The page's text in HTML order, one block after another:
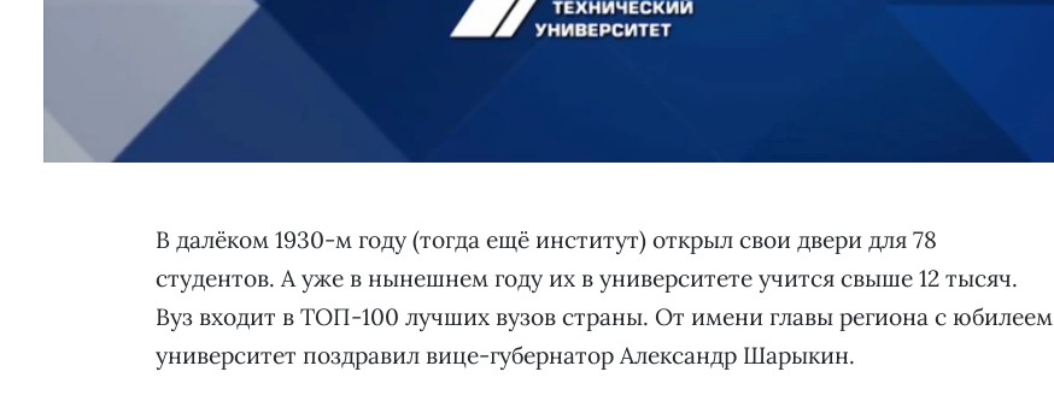
В далёком 1930-м году (тогда ещё институт) открыл свои двери для 78
студентов. А уже в нынешнем году их в университете учится свыше 12 тысяч.
Вуз входит в ТОП-100 лучших вузов страны. От имени главы региона с юбилеем
университет поздравил вице-губернатор Александр Шарыкин.